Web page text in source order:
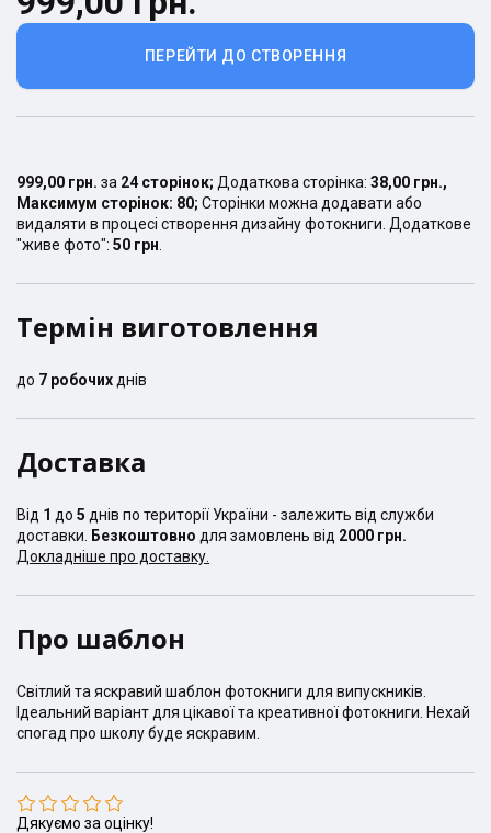
ПЕРЕЙТИ ДО СТВОРЕННЯ
999,00 грн. за 24 сторінок; Додаткова сторінка: 38,00 грн.,
Максимум сторінок: 80; Сторінки можна додавати або
видаляти в процесі створення дизайну фотокниги. Додаткове
"живе фото": 50 грн
Термін виготовлення
до 7 робочих днів
Доставка
Від 1 до 5 днів по території України - залежить від служби
доставки.
Безкоштовно для замовлень від 2000 грн.
Докладніше про доставку.
Про шаблон
Світлий та яскравий шаблон фотокниги для випускників.
Ідеальний варіант для цікавої та креативної фотокниги. Нехай
спогад про школу буде яскравим.
Дякуємо за оцінку!